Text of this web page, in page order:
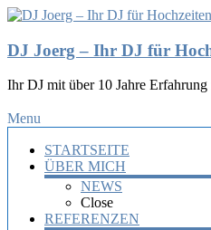
DJ Joerg – Ihr DJ für
Ihr DJ mit über 10 Jahre
Menu
STARTSEITE
ÜBER MICH
NEWS
Close
REFERENZEN